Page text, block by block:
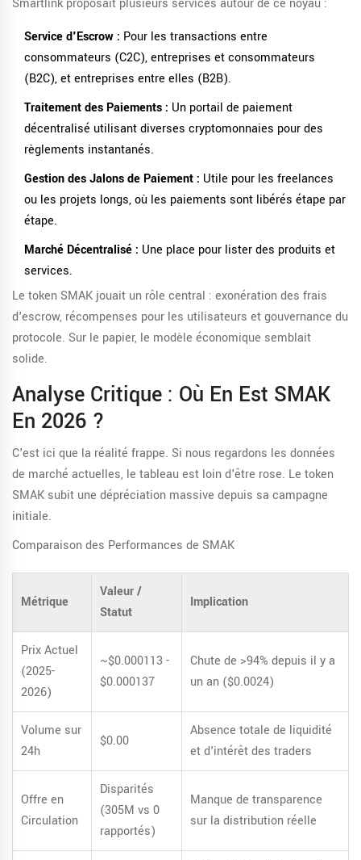
Smartlink proposait plusieurs services autour de ce noyau :
Service d'Escrow : Pour les transactions entre
consommateurs (C2C), entreprises et consommateurs
(B2C), et entreprises entre elles (B2B).
Traitement des Paiements : Un portail de paiement
décentralisé utilisant diverses cryptomonnaies pour des
règlements instantanés.
Gestion des Jalons de Paiement : Utile pour les freelances
ou les projets longs, où les paiements sont libérés étape par
étape.
Marché Décentralisé : Une place pour lister des produits et
services.
Le token SMAK jouait un rôle central : exonération des frais
d'escrow, récompenses pour les utilisateurs et gouvernance du
protocole. Sur le papier, le modèle économique semblait
solide.
Analyse Critique : Où En Est SMAK
En 2026 ?
C'est ici que la réalité frappe. Si nous regardons les données
de marché actuelles, le tableau est loin d'être rose. Le token
SMAK subit une dépréciation massive depuis sa campagne
initiale.
Comparaison des Performances de SMAK
Métrique
Valeur /
Statut
Implication
Prix Actuel
(2025-
2026)
~$0.000113 -
$0.000137
Chute de >94% depuis il y a
un an ($0.0024)
Volume sur
24h
$0.00
Absence totale de liquidité
et d'intérêt des traders
Offre en
Circulation
Disparités
(305M vs 0
rapportés)
Manque de transparence
sur la distribution réelle